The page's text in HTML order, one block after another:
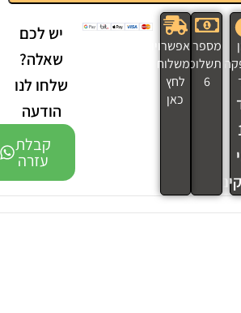
מספר
תשלומים
6
אפשרויות
משלוח
לחץ
כאן
יש לכם
שאלה?
שלחו לנו
הודעה
קבלת
עזרה